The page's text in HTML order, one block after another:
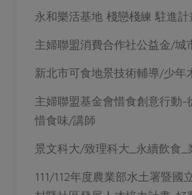
素食專區
樂齡友善
高麗菜海鮮煎餅
永和樂活基地 棧戀棧練 駐進計
主婦聯盟消費合作社公益金/城
新北市可食地景技術輔導/少年
主婦聯盟基金會惜食創意行動-
惜食味/講師
景文科大/致理科大_永續飲食_
111/112年度農業部水土署暨國